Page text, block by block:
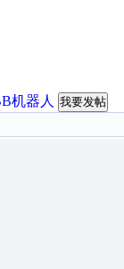
机器人 我要发帖